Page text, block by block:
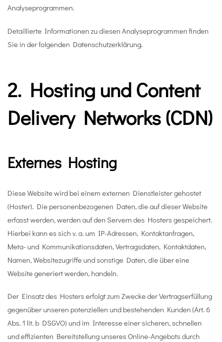
Analyseprogrammen.
Detaillierte Informationen zu diesen Analyseprogrammen finden
Sie in der folgenden Datenschutzerklärung.
2. Hosting und Content
Delivery Networks (CDN)
Externes Hosting
Diese Website wird bei einem externen Dienstleister gehostet
(Hoster). Die personenbezogenen Daten, die auf dieser Website
erfasst werden, werden auf den Servern des Hosters gespeichert.
Hierbei kann es sich v. a. um IP-Adressen, Kontaktanfragen,
Meta- und Kommunikationsdaten, Vertragsdaten, Kontaktdaten,
Namen, Websitezugriffe und sonstige Daten, die über eine
Website generiert werden, handeln.
Der Einsatz des Hosters erfolgt zum Zwecke der Vertragserfüllung
gegenüber unseren potenziellen und bestehenden Kunden (Art. 6
Abs. 1 lit. b DSGVO) und im Interesse einer sicheren, schnellen
und effizienten Bereitstellung unseres Online-Angebots durch